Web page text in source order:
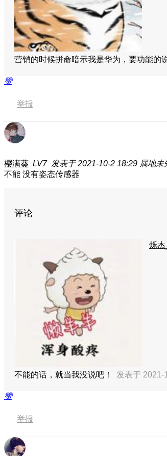
营销的时候拼命暗示我是华为，要功能的
赞
举报
樱满葵 LV7 发表于 2021-10-2 18:29 属地未
不能 没有姿态传感器
评论
烁杰_
不能的话，就当我没说吧！ 发表于 2021-
赞
举报